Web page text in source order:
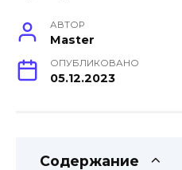
АВТОР
Master
ОПУБЛИКОВАНО
05.12.2023
Содержание